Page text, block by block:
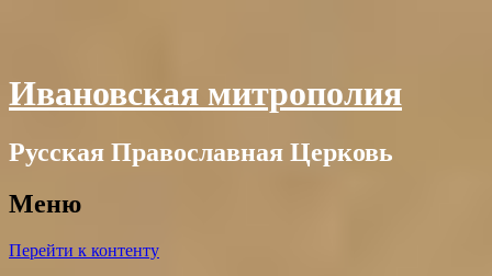
Ивановская митрополия
Русская Православная Церковь
Меню
Перейти к контенту